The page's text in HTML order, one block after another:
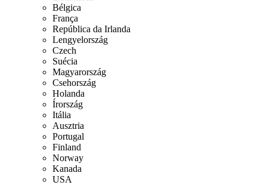
Bélgica
França
República da Irlanda
Lengyelország
Czech
Suécia
Magyarország
Csehország
Holanda
Írország
Itália
Ausztria
Portugal
Finland
Norway
Kanada
USA